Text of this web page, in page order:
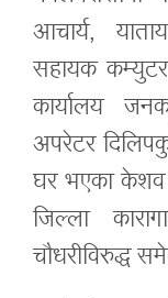
आचार्य,
सहायक
कार्यालय
अपरेटर
घर भएका केशव
जिल्ला
चौधरीविरुद्ध